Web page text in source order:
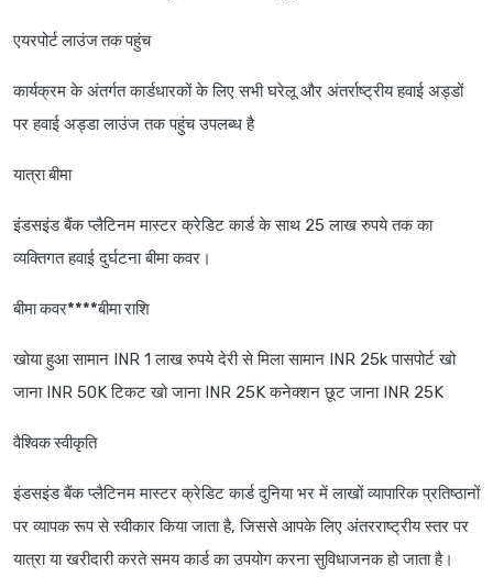
एयरपोर्ट लाउंज तक पहुंच
कार्यक्रम के अंतर्गत कार्डधारकों के लिए सभी घरेलू और अंतर्राष्ट्रीय हवाई अड्डों
पर हवाई अड्डा लाउंज तक पहुंच उपलब्ध है
यात्रा बीमा
इंडसइंड बैंक प्लैटिनम मास्टर क्रेडिट कार्ड के साथ 25 लाख रुपये तक का
व्यक्तिगत हवाई दुर्घटना बीमा कवर।
बीमा कवर****बीमा राशि
खोया हुआ सामान INR 1 लाख रुपये देरी से मिला सामान INR 25k पासपोर्ट खो
जाना INR 50K टिकट खो जाना INR 25K कनेक्शन छूट जाना INR 25K
वैश्विक स्वीकृति
इंडसइंड बैंक प्लैटिनम मास्टर क्रेडिट कार्ड दुनिया भर में लाखों व्यापारिक प्रतिष्ठानों
पर व्यापक रूप से स्वीकार किया जाता है, जिससे आपके लिए अंतरराष्ट्रीय स्तर पर
यात्रा या खरीदारी करते समय कार्ड का उपयोग करना सुविधाजनक हो जाता है।